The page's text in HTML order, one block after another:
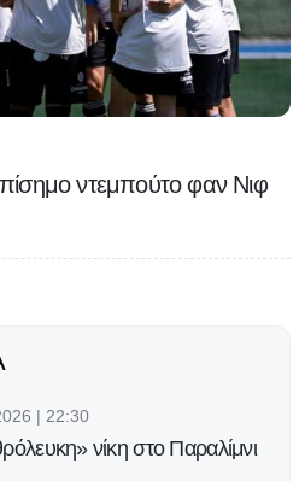
ντεμπούτο φαν Νιφ
| 22:30
νίκη στο Παραλίμνι